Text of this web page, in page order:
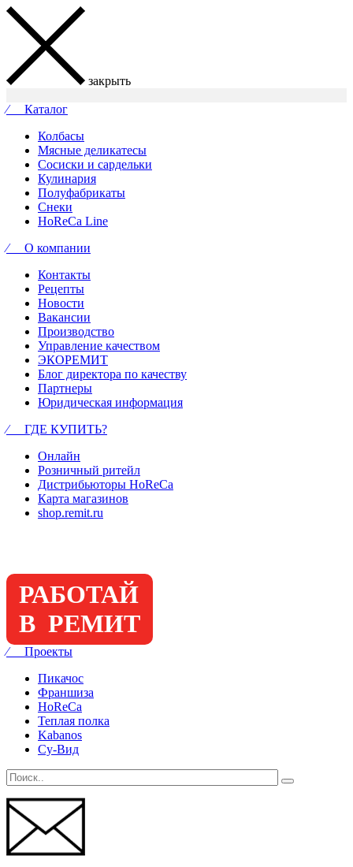
закрыть
⁄ Каталог
Колбасы
Мясные деликатесы
Сосиски и сардельки
Кулинария
Полуфабрикаты
Снеки
HoReCa Line
⁄ О компании
Контакты
Рецепты
Новости
Вакансии
Производство
Управление качеством
ЭКОРЕМИТ
Блог директора по качеству
Партнеры
Юридическая информация
⁄ ГДЕ КУПИТЬ?
Онлайн
Розничный ритейл
Дистрибьюторы HoReCa
Карта магазинов
shop.remit.ru
РАБОТАЙ
В РЕМИТ
⁄ Проекты
Пикачос
Франшиза
HoReCa
Теплая полка
Kabanos
Су-Вид